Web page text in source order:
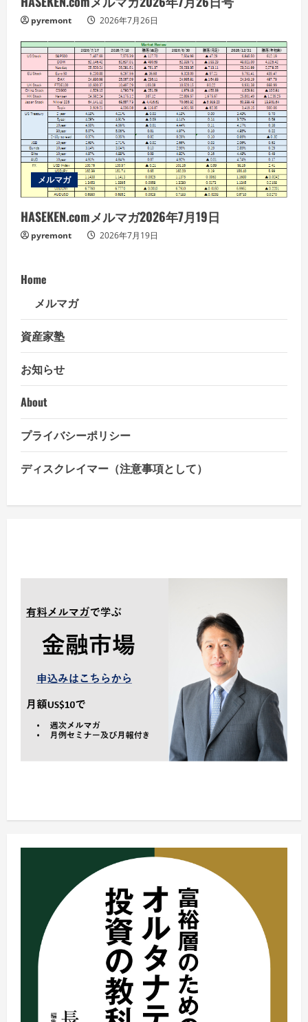
pyremont 2026年7月26日
メルマガ
HASEKEN.comメルマガ2026年7月19日
pyremont 2026年7月19日
Home
メルマガ
資産家塾
お知らせ
About
プライバシーポリシー
ディスクレイマー（注意事項として）